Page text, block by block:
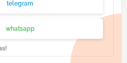
telegram
whatsapp